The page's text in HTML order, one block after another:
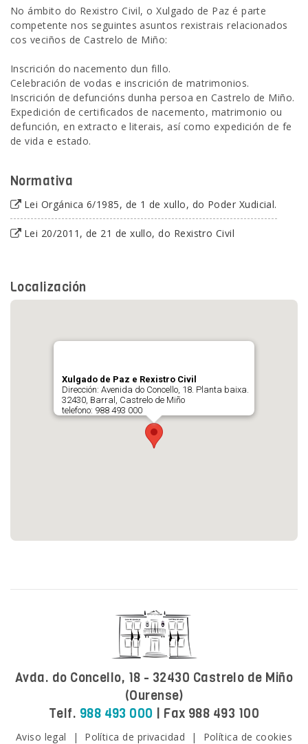
No ámbito do Rexistro Civil, o Xulgado de Paz é parte
competente nos seguintes asuntos rexistrais relacionados
cos veciños de Castrelo de Miño:
Inscrición do nacemento dun fillo.
Celebración de vodas e inscrición de matrimonios.
Inscrición de defuncións dunha persoa en Castrelo de Miño.
Expedición de certificados de nacemento, matrimonio ou
defunción, en extracto e literais, así como expedición de fe
de vida e estado.
Normativa
Lei Orgánica 6/1985, de 1 de xullo, do Poder Xudicial.
Lei 20/2011, de 21 de xullo, do Rexistro Civil
Localización
Avda. do Concello, 18 - 32430 Castrelo de Miño
(Ourense)
Telf. 988 493 000 | Fax 988 493 100
Aviso legal | Política de privacidad | Política de cookies